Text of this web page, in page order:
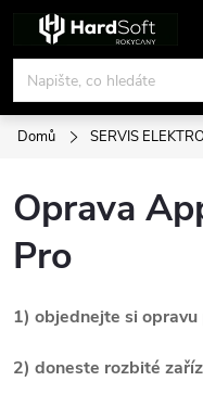
obsah
Domů SERVIS
Oprava
Pro
1) objednejte si
2) doneste rozbité